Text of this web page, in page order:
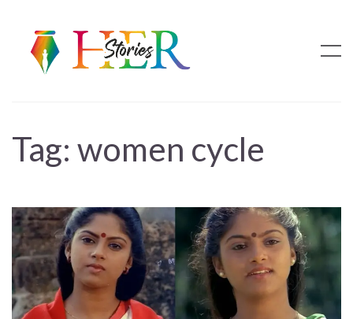
Tag: women cycle